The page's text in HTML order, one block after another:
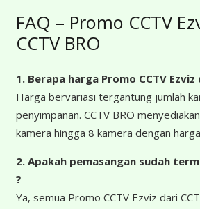
FAQ – Promo CCTV
CCTV BRO
1. Berapa harga Promo CCTV Ezviz
Harga bervariasi tergantung jumlah
penyimpanan. CCTV BRO
kamera hingga 8 kamera dengan
2. Apakah pemasangan sudah
?
Ya, semua Promo CCTV Ezviz dari